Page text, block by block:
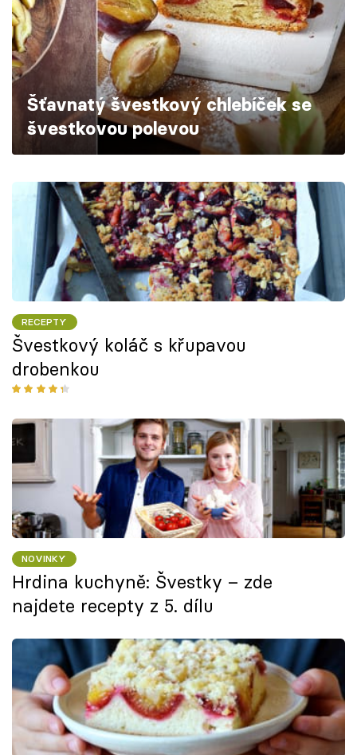
Škola vaření
Recepty z TV
Speciál: Cuketa
Těhotnej kuchař
Přihlášení
Sledujte nás
Šťavnatý švestkový chlebíček se
švestkovou polevou
RECEPTY
Švestkový koláč s křupavou
drobenkou
NOVINKY
Hrdina kuchyně: Švestky – zde
najdete recepty z 5. dílu